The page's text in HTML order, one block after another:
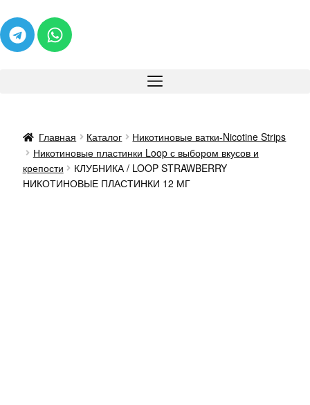
Главная Каталог
Никотиновые ватки-Nicotine Strips
Никотиновые пластинки Loop с выбором вкусов и
крепости
КЛУБНИКА / LOOP STRAWBERRY
НИКОТИНОВЫЕ ПЛАСТИНКИ 12 МГ